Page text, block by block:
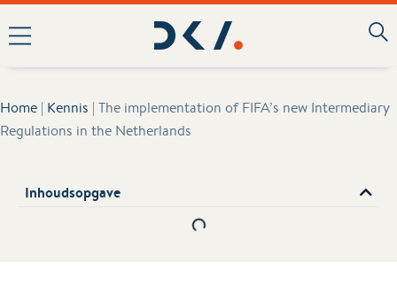
Home | Kennis | The implementation of FIFA’s new Intermediary
Regulations in the Netherlands
Inhoudsopgave